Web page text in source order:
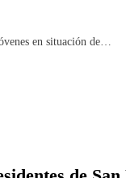
en situación de…